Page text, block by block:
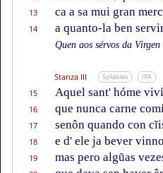
13 ca a sa mui gran
14 a quanto-la ben
Quen aos sérvos da
Stanza III Syllables IPA
15 Aquel sant' hóme
16 que nunca carne
17 senôn quando con
18 e d' ele ja bever
19 mas pero algũas